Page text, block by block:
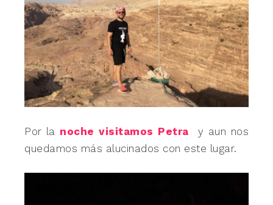
Por la noche visitamos Petra
y aun nos
quedamos más alucinados con este lugar.